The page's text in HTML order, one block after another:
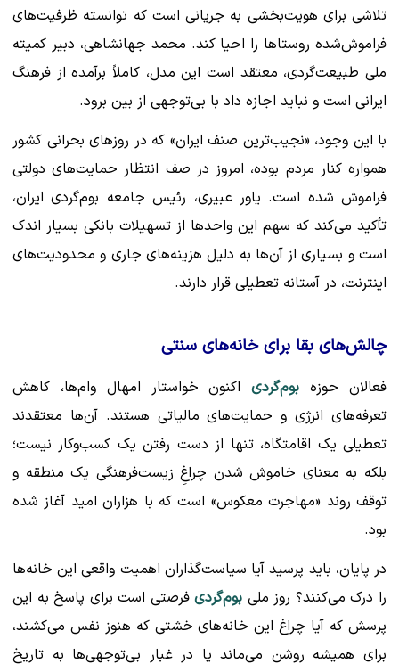
تلاشی برای هویت‌بخشی به جریانی است که توانسته ظرفیت‌های
فراموش‌شده روستاها را احیا کند. محمد جهانشاهی، دبیر کمیته
ملی طبیعت‌گردی، معتقد است این مدل، کاملاً برآمده از فرهنگ
ایرانی است و نباید اجازه داد با بی‌توجهی از بین برود.
با این وجود، «نجیب‌ترین صنف ایران» که در روزهای بحرانی کشور
همواره کنار مردم بوده، امروز در صف انتظار حمایت‌های دولتی
فراموش شده است. یاور عبیری، رئیس جامعه بوم‌گردی ایران،
تأکید می‌کند که سهم این واحدها از تسهیلات بانکی بسیار اندک
است و بسیاری از آن‌ها به دلیل هزینه‌های جاری و محدودیت‌های
اینترنت، در آستانه تعطیلی قرار دارند.
چالش‌های بقا برای خانه‌های سنتی
فعالان حوزه بوم‌گردیاکنون خواستار امهال وام‌ها، کاهش
تعرفه‌های انرژی و حمایت‌های مالیاتی هستند. آن‌ها معتقدند
تعطیلی یک اقامتگاه، تنها از دست رفتن یک کسب‌وکار نیست؛
بلکه به معنای خاموش شدن چراغِ زیست‌فرهنگی یک منطقه و
توقف روند «مهاجرت معکوس» است که با هزاران امید آغاز شده
بود.
در پایان، باید پرسید آیا سیاست‌گذاران اهمیت واقعی این خانه‌ها
را درک می‌کنند؟ روز ملی بوم‌گردیفرصتی است برای پاسخ به این
پرسش که آیا چراغ این خانه‌های خشتی که هنوز نفس می‌کشند،
برای همیشه روشن می‌ماند یا در غبار بی‌توجهی‌ها به تاریخ